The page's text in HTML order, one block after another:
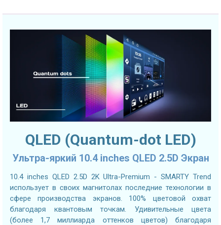
QLED (Quantum-dot LED)
Ультра-яркий 10.4 inches QLED 2.5D Экран
10.4 inches QLED 2.5D 2K Ultra-Premium - SMARTY Trend
использует в своих магнитолах последние технологии в
сфере производства экранов. 100% цветовой охват
благодаря квантовым точкам. Удивительные цвета
(более 1,7 миллиарда оттенков цветов) благодаря